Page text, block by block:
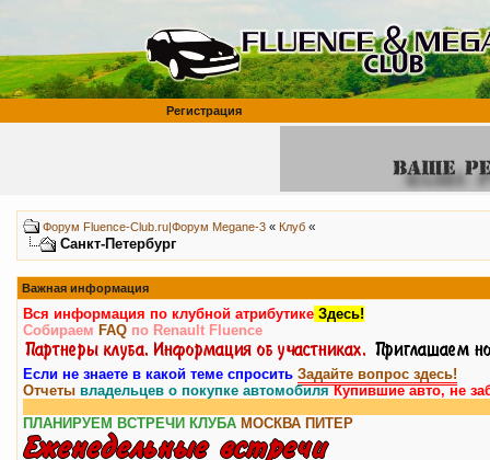
Регистрация
Форум Fluence-Club.ru|Форум Megane-3 « Клуб «
Санкт-Петербург
Важная информация
Вся информация по клубной атрибутике Здесь!
Собираем FAQ по Renault Fluence
Если не знаете в какой теме спросить Задайте вопрос здесь!
Отчеты владельцев о покупке автомобиляКупившие авто, не
ПЛАНИРУЕМ ВСТРЕЧИ КЛУБА МОСКВА ПИТЕР